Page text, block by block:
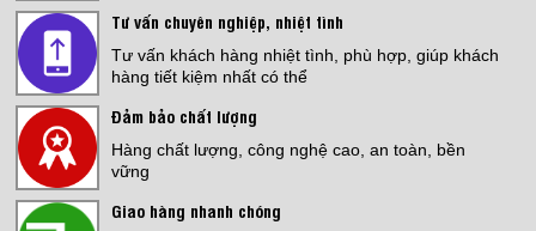
Bếp Điện Fujicook - Công nghệ Nhật
Bản Model: 579
XƯỞNG
Tư vấn chuyên nghiệp, nhiệt tình
Tư vấn khách hàng nhiệt tình, phù hợp, giúp khách
hàng tiết kiệm nhất có thể
Đảm bảo chất lượng
Hàng chất lượng, công nghệ cao, an toàn, bền
vững
Giao hàng nhanh chóng